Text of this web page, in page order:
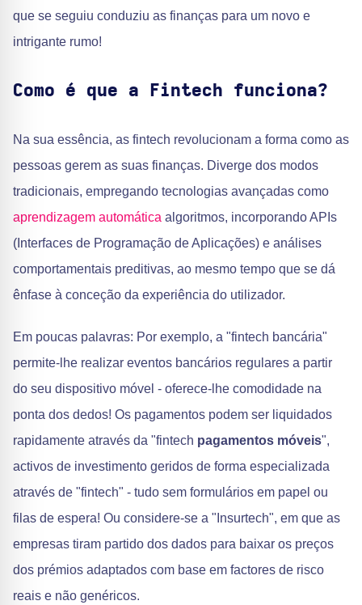
que se seguiu conduziu as finanças para um novo e
intrigante rumo!
Como é que a Fintech funciona?
Na sua essência, as fintech revolucionam a forma como as
pessoas gerem as suas finanças. Diverge dos modos
tradicionais, empregando tecnologias avançadas como
aprendizagem automática algoritmos, incorporando APIs
(Interfaces de Programação de Aplicações) e análises
comportamentais preditivas, ao mesmo tempo que se dá
ênfase à conceção da experiência do utilizador.
Em poucas palavras: Por exemplo, a "fintech bancária"
permite-lhe realizar eventos bancários regulares a partir
do seu dispositivo móvel - oferece-lhe comodidade na
ponta dos dedos! Os pagamentos podem ser liquidados
rapidamente através da "fintech pagamentos móveis",
activos de investimento geridos de forma especializada
através de "fintech" - tudo sem formulários em papel ou
filas de espera! Ou considere-se a "Insurtech", em que as
empresas tiram partido dos dados para baixar os preços
dos prémios adaptados com base em factores de risco
reais e não genéricos.